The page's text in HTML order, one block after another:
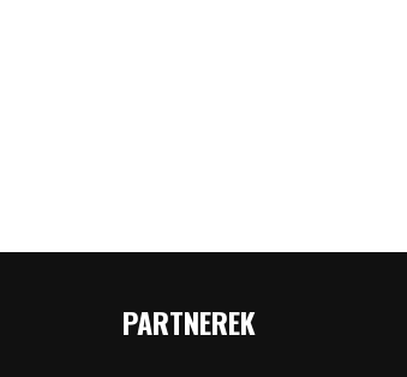
PARTNEREK